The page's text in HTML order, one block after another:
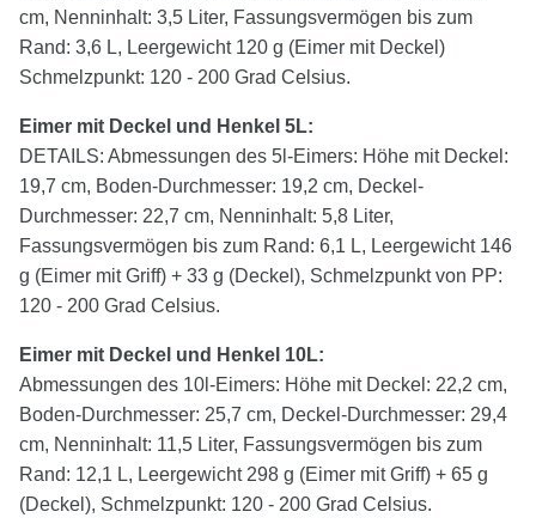
cm, Nenninhalt: 3,5 Liter, Fassungsvermögen bis zum
Rand: 3,6 L, Leergewicht 120 g (Eimer mit Deckel)
Schmelzpunkt: 120 - 200 Grad Celsius.
Eimer mit Deckel und Henkel 5L:
DETAILS: Abmessungen des 5l-Eimers: Höhe mit Deckel:
19,7 cm, Boden-Durchmesser: 19,2 cm, Deckel-
Durchmesser: 22,7 cm, Nenninhalt: 5,8 Liter,
Fassungsvermögen bis zum Rand: 6,1 L, Leergewicht 146
g (Eimer mit Griff) + 33 g (Deckel), Schmelzpunkt von PP:
120 - 200 Grad Celsius.
Eimer mit Deckel und Henkel 10L:
Abmessungen des 10l-Eimers: Höhe mit Deckel: 22,2 cm,
Boden-Durchmesser: 25,7 cm, Deckel-Durchmesser: 29,4
cm, Nenninhalt: 11,5 Liter, Fassungsvermögen bis zum
Rand: 12,1 L, Leergewicht 298 g (Eimer mit Griff) + 65 g
(Deckel), Schmelzpunkt: 120 - 200 Grad Celsius.